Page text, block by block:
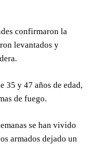
confirmaron la
levantados y
35 y 47 años de edad,
de fuego.
se han vivido
armados dejado un